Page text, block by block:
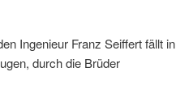
Ingenieur Franz Seiffert fällt in
durch die Brüder